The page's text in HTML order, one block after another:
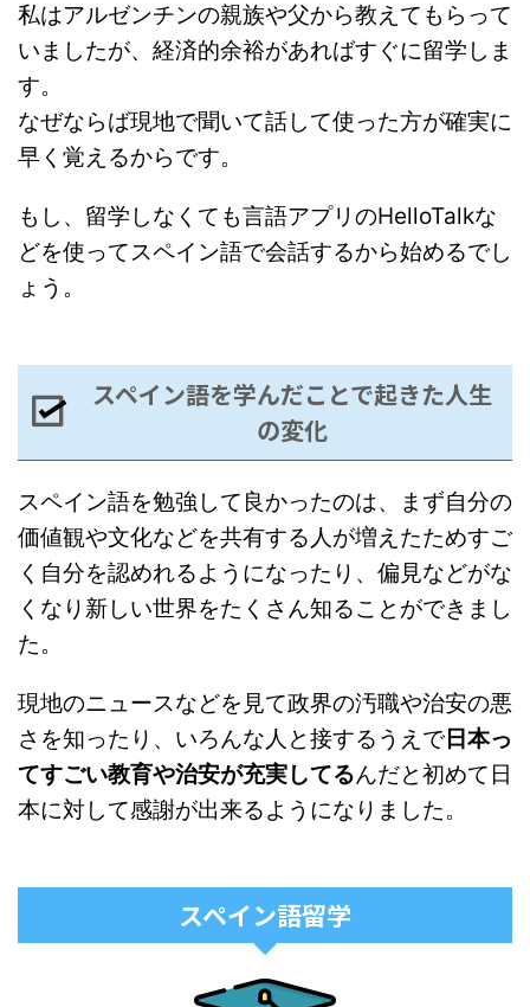
私はアルゼンチンの親族や父から教えてもらって
いましたが、経済的余裕があればすぐに留学しま
す。
なぜならば現地で聞いて話して使った方が確実に
早く覚えるからです。
もし、留学しなくても言語アプリのHelloTalkな
どを使ってスペイン語で会話するから始めるでし
ょう。
スペイン語を学んだことで起きた人生
の変化
スペイン語を勉強して良かったのは、まず自分の
価値観や文化などを共有する人が増えたためすご
く自分を認めれるようになったり、偏見などがな
くなり新しい世界をたくさん知ることができまし
た。
現地のニュースなどを見て政界の汚職や治安の悪
さを知ったり、いろんな人と接するうえで 日本っ
てすごい教育や治安が充実してるんだと初めて日
本に対して感謝が出来るようになりました。
スペイン語留学